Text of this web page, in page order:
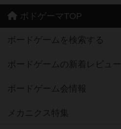
ボドゲーマTOP
ボードゲームを検索する
ボードゲームの新着レビュー
ボードゲーム会情報
メカニクス特集